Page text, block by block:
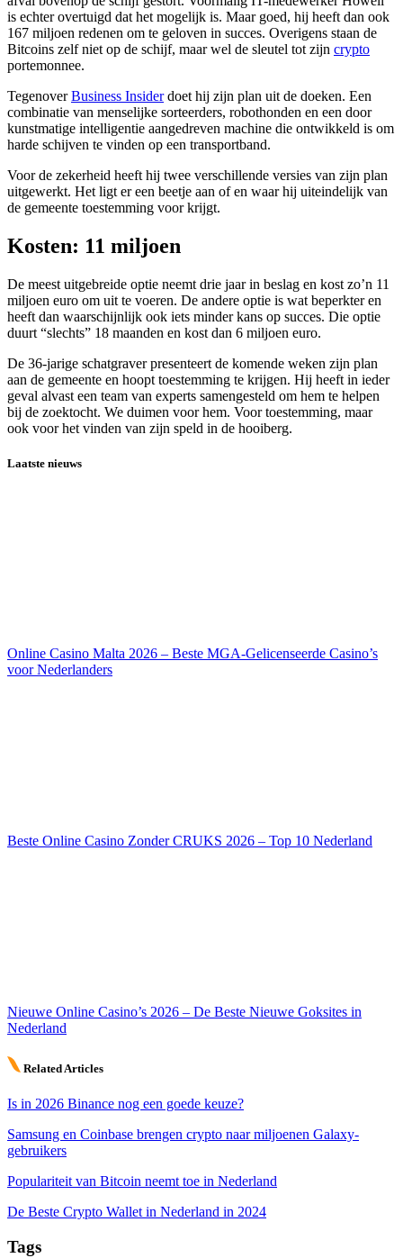
is echter overtuigd dat het mogelijk is. Maar goed, hij heeft dan ook
167 miljoen redenen om te geloven in succes. Overigens staan de
Bitcoins zelf niet op de schijf, maar wel de sleutel tot zijn crypto
portemonnee.
TegenoverBusiness Insiderdoet hij zijn plan uit de doeken. Een
combinatie van menselijke sorteerders, robothonden en een door
kunstmatige intelligentie aangedreven machine die ontwikkeld is om
harde schijven te vinden op een transportband.
Voor de zekerheid heeft hij twee verschillende versies van zijn plan
uitgewerkt. Het ligt er een beetje aan of en waar hij uiteindelijk van
de gemeente toestemming voor krijgt.
Kosten: 11 miljoen
De meest uitgebreide optie neemt drie jaar in beslag en kost zo’n 11
miljoen euro om uit te voeren. De andere optie is wat beperkter en
heeft dan waarschijnlijk ook iets minder kans op succes. Die optie
duurt “slechts” 18 maanden en kost dan 6 miljoen euro.
De 36-jarige schatgraver presenteert de komende weken zijn plan
aan de gemeente en hoopt toestemming te krijgen. Hij heeft in ieder
geval alvast een team van experts samengesteld om hem te helpen
bij de zoektocht. We duimen voor hem. Voor toestemming, maar
ook voor het vinden van zijn speld in de hooiberg.
Laatste nieuws
Online Casino Malta 2026 – Beste MGA-Gelicenseerde Casino’s
voor Nederlanders
Beste Online Casino Zonder CRUKS 2026 – Top 10 Nederland
Nieuwe Online Casino’s 2026 – De Beste Nieuwe Goksites in
Nederland
Related Articles
Is in 2026 Binance nog een goede keuze?
Samsung en Coinbase brengen crypto naar miljoenen Galaxy-
gebruikers
Populariteit van Bitcoin neemt toe in Nederland
De Beste Crypto Wallet in Nederland in 2024
Tags